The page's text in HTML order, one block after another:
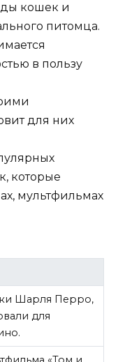
кошек и
питомца.
в пользу
для них
которые
мультфильмах
Шарля Перро,
для